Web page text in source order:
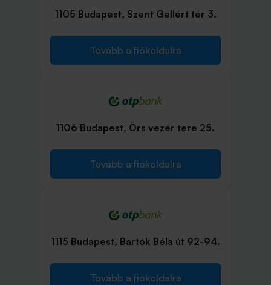
1105 Budapest, Szent Gellért tér 3.
Tovább a fiókoldalra
1106 Budapest, Örs vezér tere 25.
Tovább a fiókoldalra
1115 Budapest, Bartók Béla út 92-94.
Tovább a fiókoldalra